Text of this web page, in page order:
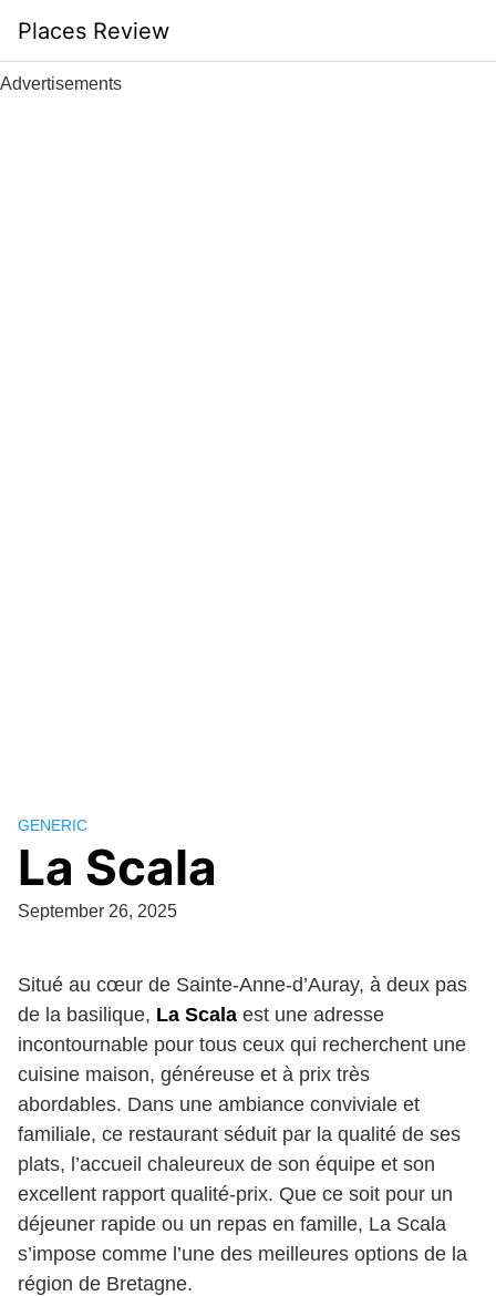
content
Places Review
Advertisements
GENERIC
La Scala
September 26, 2025
Situé au cœur de Sainte-Anne-d’Auray, à deux pas
de la basilique, La Scala est une adresse
incontournable pour tous ceux qui recherchent une
cuisine maison, généreuse et à prix très
abordables. Dans une ambiance conviviale et
familiale, ce restaurant séduit par la qualité de ses
plats, l’accueil chaleureux de son équipe et son
excellent rapport qualité-prix. Que ce soit pour un
déjeuner rapide ou un repas en famille, La Scala
s’impose comme l’une des meilleures options de la
région de Bretagne.